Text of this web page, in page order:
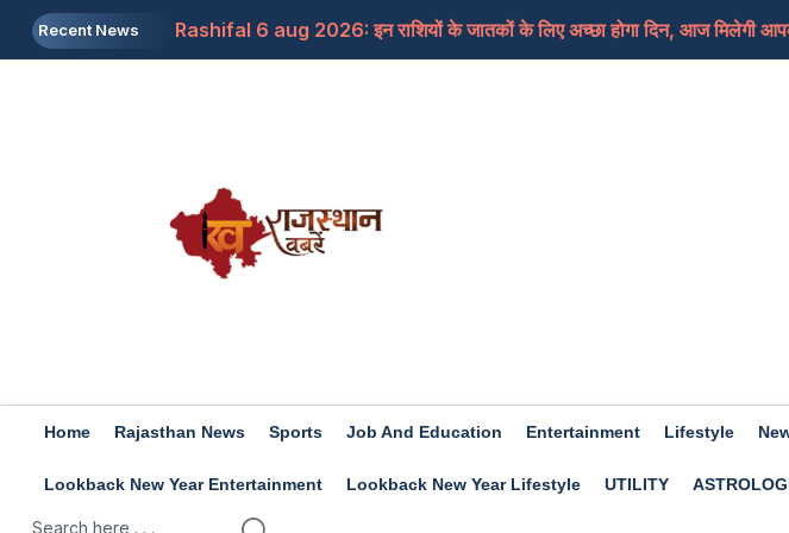
Recent News Rashifal 6 aug 2026: इन राशियों के जातकों के लिए अच्छा होगा दिन, आज मिलेगी
Home Rajasthan News Sports Job And Education Entertainment Lifestyle
Lookback New Year Entertainment Lookback New Year Lifestyle UTILITY